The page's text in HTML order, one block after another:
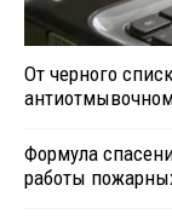
От черного
Формула
работы